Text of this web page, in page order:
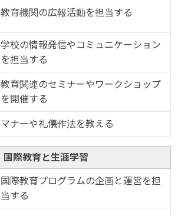
教育機関の広報活動を担当する
学校の情報発信やコミュニケーション
を担当する
教育関連のセミナーやワークショップ
を開催する
マナーや礼儀作法を教える
国際教育と生涯学習
国際教育プログラムの企画と運営を担
当する